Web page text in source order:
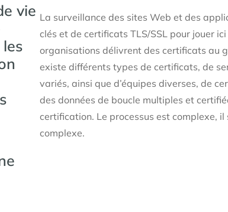
vie La surveillance des sites Web et des
clés et de certificats TLS/SSL pour jouer
organisations délivrent des certificats au
existe différents types de certificats, de
variés, ainsi que d’équipes diverses, de
des données de boucle multiples et
certification. Le processus est complexe, il
complexe.